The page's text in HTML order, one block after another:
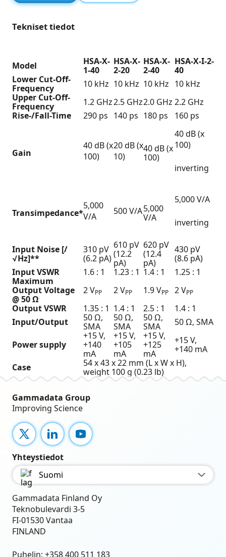
Tekniset tiedot
Model
HSA-X-
1-40
HSA-X-
2-20
HSA-X-
2-40
HSA-X-I-2-
40
Lower Cut-Off-
Frequency
10 kHz 10 kHz 10 kHz 10 kHz
Upper Cut-Off-
Frequency
1.2 GHz2.5 GHz2.0 GHz 2.2 GHz
Rise-/Fall-Time
290 ps 140 ps 180 ps 160 ps
Gain
40 dB (x
100)
20 dB (x
10)
40 dB (x
100)
40 dB (x
100)
inverting
Transimpedance*
5,000
V/A
500 V/A5,000
V/A
5,000 V/A
inverting
Input Noise [/
√Hz]**
310 pV
(6.2 pA)
610 pV
(12.2
pA)
620 pV
(12.4
pA)
430 pV
(8.6 pA)
Input VSWR
1.6 : 1 1.23 : 1 1.4 : 1
1.25 : 1
Maximum
Output Voltage
@ 50 Ω
2 VPP 2 VPP 1.9 VPP 2 VPP
Output VSWR 1.35 : 1 1.4 : 1 2.5 : 1
1.4 : 1
Input/Output
50 Ω,
SMA
50 Ω,
SMA
50 Ω,
SMA
50 Ω, SMA
Power supply
+15 V,
+140
mA
+15 V,
+105
mA
+15 V,
+125
mA
+15 V,
+140 mA
Case
54 x 43 x 22 mm (L x W x H),
weight 100 g (0.23 lb)
Gammadata Group
Improving Science
X LinkedInYouTube
Yhteystiedot
Suomi
Gammadata Finland Oy
Teknobulevardi 3-5
FI-01530 Vantaa
FINLAND
Puhelin: +358 400 511 183